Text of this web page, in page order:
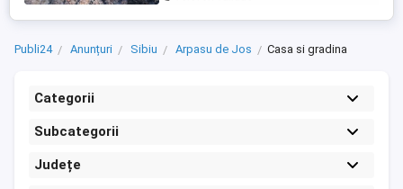
Publi24 Anunțuri Sibiu Arpasu de Jos Casa si gradina
Categorii
Subcategorii
Județe